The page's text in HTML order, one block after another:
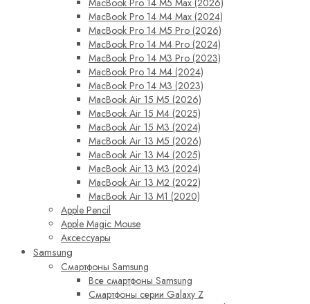
MacBook Pro 14 M5 Max (2026)
MacBook Pro 14 M4 Max (2024)
MacBook Pro 14 M5 Pro (2026)
MacBook Pro 14 M4 Pro (2024)
MacBook Pro 14 M3 Pro (2023)
MacBook Pro 14 M4 (2024)
MacBook Pro 14 M3 (2023)
MacBook Air 15 M5 (2026)
MacBook Air 15 M4 (2025)
MacBook Air 15 M3 (2024)
MacBook Air 13 M5 (2026)
MacBook Air 13 M4 (2025)
MacBook Air 13 M3 (2024)
MacBook Air 13 M2 (2022)
MacBook Air 13 M1 (2020)
Apple Pencil
Apple Magic Mouse
Аксессуары
Samsung
Смартфоны Samsung
Все смартфоны Samsung
Смартфоны серии Galaxy Z